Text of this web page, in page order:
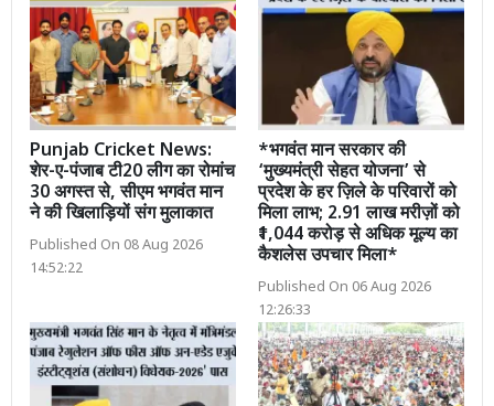
Punjab Cricket News:
शेर-ए-पंजाब टी20 लीग का रोमांच
30 अगस्त से, सीएम भगवंत मान
ने की खिलाड़ियों संग मुलाकात
Published On 08 Aug 2026
14:52:22
*भगवंत मान सरकार की
‘मुख्यमंत्री सेहत योजना’ से
प्रदेश के हर ज़िले के परिवारों को
मिला लाभ; 2.91 लाख मरीज़ों को
₹1,044 करोड़ से अधिक मूल्य का
कैशलेस उपचार मिला*
Published On 06 Aug 2026
12:26:33